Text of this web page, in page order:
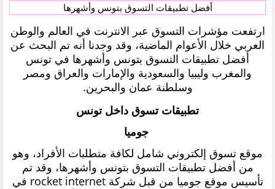
أفضل تطبيقات التسوق بتونس وأشهرها
ارتفعت مؤشرات التسوق عبر الانترنت في العالم والوطن
العربي خلال الأعوام الماضية، وقد وجدنا أنه تم البحث عن
أفضل تطبيقات التسوق بتونس وأشهرها في تونس
والمغرب وليبيا والسعودية والإمارات والعراق ومصر
وسلطنة عمان والبحرين.
تطبيقات تسوق داخل تونس
جوميا
موقع تسوق إلكتروني شامل لكافة متطلبات الأفراد، وهو
من أفضل تطبيقات التسوق بتونس وأشهرها، وقد تم
تأسيس موقع جوميا من قبل شركة rocket internet في